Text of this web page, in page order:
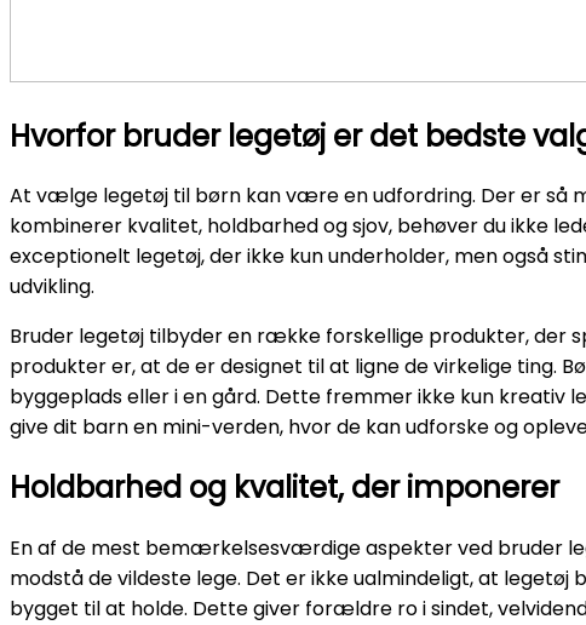
Hvorfor bruder legetøj er det bedste
At vælge legetøj til børn kan være en udfordring. Der er så
kombinerer kvalitet, holdbarhed og sjov, behøver du ikke
exceptionelt legetøj, der ikke kun underholder, men også
udvikling.
Bruder legetøj tilbyder en række forskellige produkter, der
produkter er, at de er designet til at ligne de virkelige ting.
byggeplads eller i en gård. Dette fremmer ikke kun kreativ
give dit barn en mini-verden, hvor de kan udforske og
Holdbarhed og kvalitet, der imponerer
En af de mest bemærkelsesværdige aspekter ved bruder
modstå de vildeste lege. Det er ikke ualmindeligt, at
bygget til at holde. Dette giver forældre ro i sindet,